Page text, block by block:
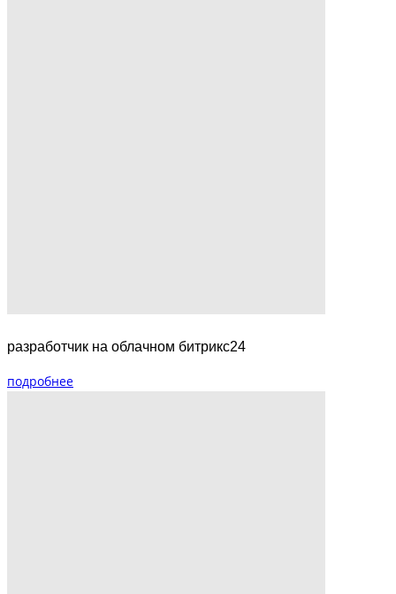
разработчик на облачном битрикс24
подробнее